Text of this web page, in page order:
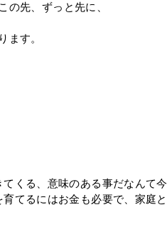
の先、ずっと先に、
ます。
くる、意味のある事だなんて
育てるにはお金も必要で、家庭